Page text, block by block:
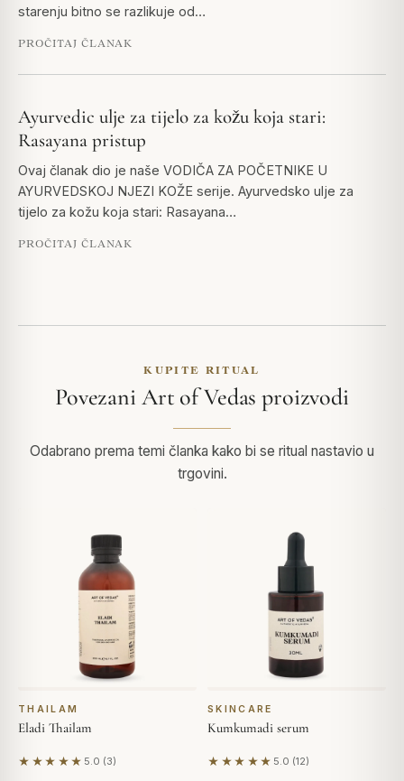
starenju bitno se razlikuje od…
PROČITAJ ČLANAK
Ayurvedic ulje za tijelo za kožu koja stari:
Rasayana pristup
Ovaj članak dio je naše VODIČA ZA POČETNIKE U
AYURVEDSKOJ NJEZI KOŽE serije. Ayurvedsko ulje za
tijelo za kožu koja stari: Rasayana…
PROČITAJ ČLANAK
KUPITE RITUAL
Povezani Art of Vedas proizvodi
Odabrano prema temi članka kako bi se ritual nastavio u
trgovini.
THAILAM
Eladi Thailam
★★★★★ 5.0 (3)
Na temelju 3 recenzija
SKINCARE
Kumkumadi serum
★★★★★ 5.0 (12)
Na temelju 12 recenzija